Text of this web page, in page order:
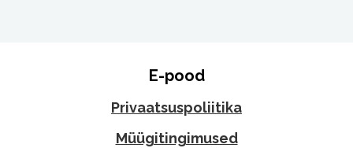
E-pood
Privaatsuspoliitika
Müügitingimused